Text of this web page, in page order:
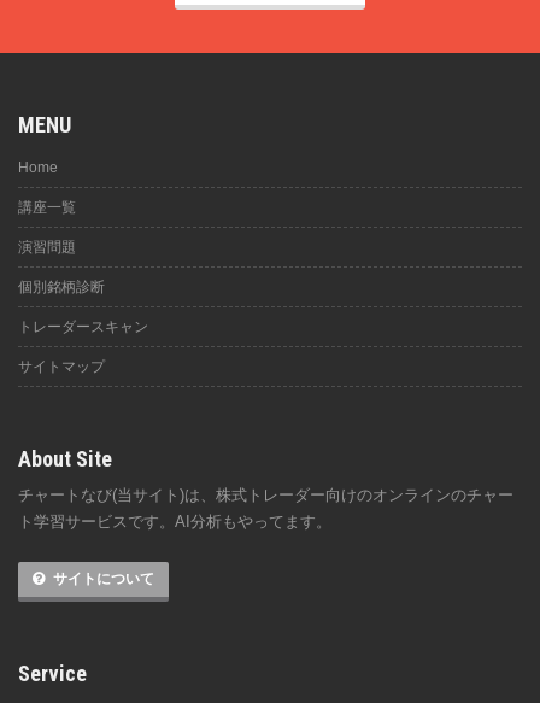
MENU
Home
講座一覧
演習問題
個別銘柄診断
トレーダースキャン
サイトマップ
About Site
チャートなび(当サイト)は、株式トレーダー向けのオンラインのチャー
ト学習サービスです。AI分析もやってます。
サイトについて
Service